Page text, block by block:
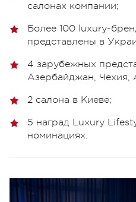
салонах компании;
Более 100 luxury-
представлены в
4 зарубежных
Азербайджан, Чехия,
2 салона в Киеве;
5 наград Luxury
номинациях.